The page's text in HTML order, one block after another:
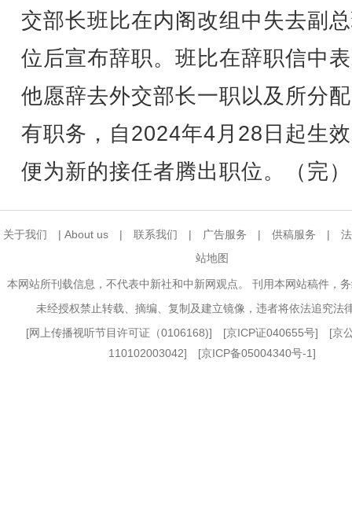
交部长班比在内阁改组中失去副
位后宣布辞职。班比在辞职信中
他愿辞去外交部长一职以及所分
有职务，自2024年4月28日起生
便为新的接任者腾出职位。（完）
关于我们 | About us | 联系我们 | 广告服务 | 供稿服务 |
站地图
本网站所刊载信息，不代表中新社和中新网观点。 刊用本网站稿件，
未经授权禁止转载、摘编、复制及建立镜像，违者将依法追究法
[网上传播视听节目许可证（0106168)] [京ICP证040655号] [京
110102003042] [京ICP备05004340号-1]